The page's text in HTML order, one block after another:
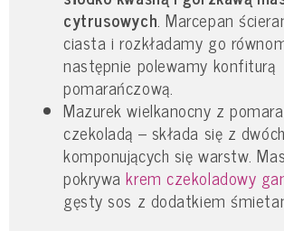
cytrusowych. Marcepan
ciasta i rozkładamy go
następnie polewamy konfiturą
pomarańczową.
Mazurek wielkanocny z
czekoladą – składa się z
komponujących się warstw.
pokrywakrem czekoladowy
gęsty sos z dodatkiem